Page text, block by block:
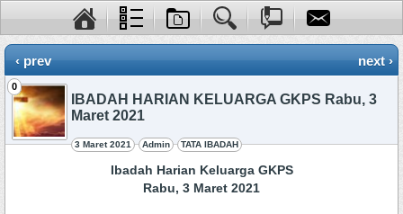
‹ prev next ›
0
IBADAH HARIAN KELUARGA GKPS Rabu, 3
Maret 2021
3 Maret 2021 Admin TATA IBADAH
Ibadah Harian Keluarga GKPS
Rabu, 3 Maret 2021